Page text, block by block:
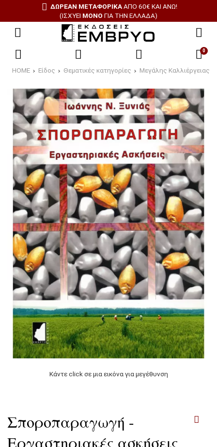
ΔΩΡΕΑΝ ΜΕΤΑΦΟΡΙΚΑΑΠΟ 60€ ΚΑΙ ΑΝΩ!
(ΙΣΧΥΕΙ ΜΟΝΟ ΓΙΑ ΤΗΝ ΕΛΛΑΔΑ)
0
HOME Είδος Θεματικές κατηγορίες Μεγάλης Καλλιέργειας
Κάντε click σε μια εικόνα για μεγέθυνση
Σποροπαραγωγή -
Εργαστηριακές ασκήσεις